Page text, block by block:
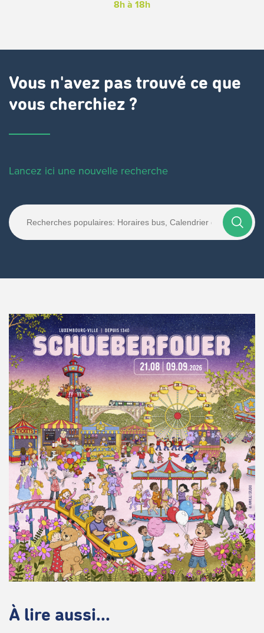
8h à 18h
Vous n'avez pas trouvé ce que
vous cherchiez ?
Lancez ici une nouvelle recherche
À lire aussi...